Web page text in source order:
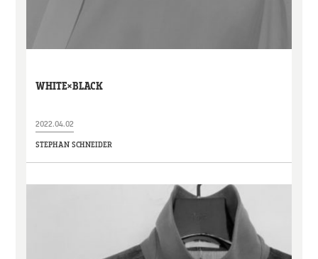
WHITE×BLACK
2022.04.02
STEPHAN SCHNEIDER